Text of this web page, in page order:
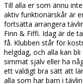
Till alla er som ännu
aktiv funktionärskår är
fortsätta arrangera
Finn & Fiffi. Idag är de
få. Klubben står för
helgdag, och alla kan
simmat själv eller ha
ett väldigt bra sätt att
alla som har barn i